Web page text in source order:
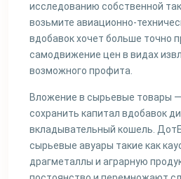
исследованию собственной
возьмите авиационно-
вдобавок хочет больше точно
самодвижение цен в видах
возможного профита.
Вложение в сырьевые товары
сохранить капитал вдобавок
вкладывательный кошель.
сырьевые авуары такие как
драгметаллы и аграрную